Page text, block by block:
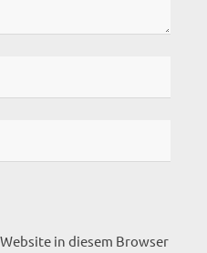
in diesem Browser